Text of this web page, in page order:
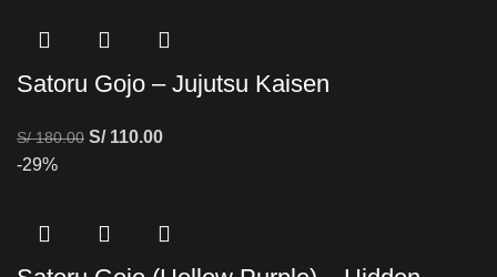
Satoru Gojo – Jujutsu Kaisen
S/180.00 S/110.00
-29%